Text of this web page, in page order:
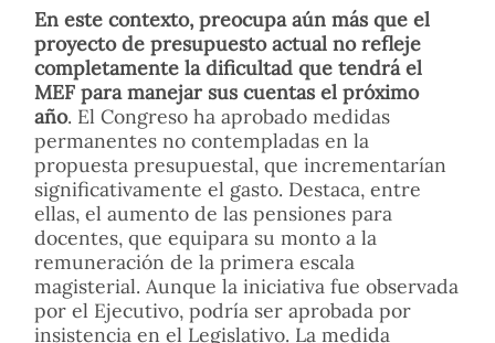
En este contexto, preocupa aún más que el
proyecto de presupuesto actual no refleje
completamente la dificultad que tendrá el
MEF para manejar sus cuentas el próximo
año. El Congreso ha aprobado medidas
permanentes no contempladas en la
propuesta presupuestal, que incrementarían
significativamente el gasto. Destaca, entre
ellas, el aumento de las pensiones para
docentes, que equipara su monto a la
remuneración de la primera escala
magisterial. Aunque la iniciativa fue observada
por el Ejecutivo, podría ser aprobada por
insistencia en el Legislativo. La medida